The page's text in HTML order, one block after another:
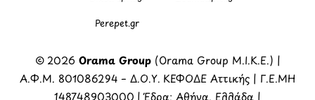
Perepet.gr
© 2026 Orama Group(Orama Group Μ.Ι.Κ.Ε.) |
Α.Φ.Μ. 801086294 – Δ.Ο.Υ. ΚΕΦΟΔΕ Αττικής | Γ.Ε.ΜΗ
148748903000 | Έδρα: Αθήνα, Ελλάδα |